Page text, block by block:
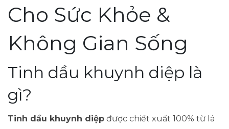
Cho Sức Khỏe &
Không Gian Sống
Tinh dầu khuynh diệp là
gì?
Tinh dầu khuynh diệp được chiết xuất 100% từ lá